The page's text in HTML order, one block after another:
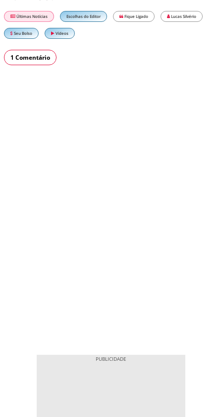
Últimas Notícias Escolhas do Editor Fique Ligado Lucas Silvério
Seu Bolso Vídeos
1 Comentário